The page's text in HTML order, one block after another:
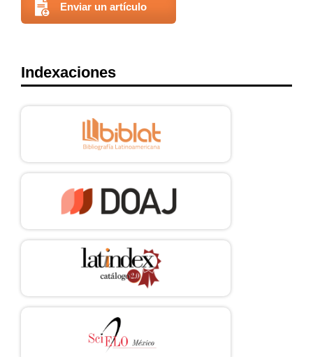
Enviar un artículo
Indexaciones